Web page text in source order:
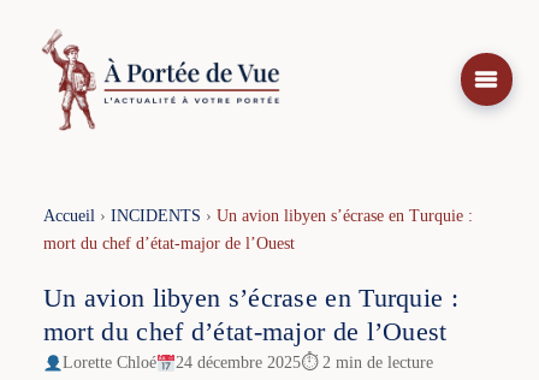
contenu
Accueil› INCIDENTS › Un avion libyen s’écrase en Turquie :
mort du chef d’état-major de l’Ouest
Un avion libyen s’écrase en Turquie :
mort du chef d’état-major de l’Ouest
Lorette Chloé 24 décembre 2025⏱ 2 min de lecture